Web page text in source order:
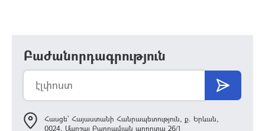
Բաժանորդագրություն
Հասցե՝ Հայաստանի Հանրապետություն, ք. Երևան,
0024, Մարշալ Բաղրամյան պողոտա 26/1